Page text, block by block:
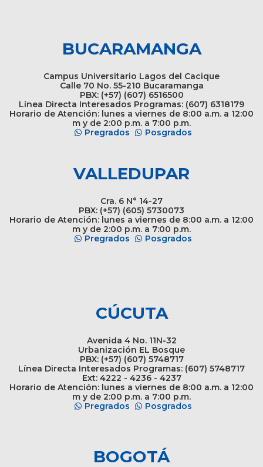
BUCARAMANGA
Campus Universitario Lagos del Cacique
Calle 70 No. 55-210 Bucaramanga
PBX: (+57) (607) 6516500
Línea Directa Interesados Programas: (607) 6318179
Horario de Atención: lunes a viernes de 8:00 a.m. a 12:00
m y de 2:00 p.m. a 7:00 p.m.
Pregrados
Posgrados
VALLEDUPAR
Cra. 6 N° 14-27
PBX: (+57) (605) 5730073
Horario de Atención: lunes a viernes de 8:00 a.m. a 12:00
m y de 2:00 p.m. a 7:00 p.m.
Pregrados
Posgrados
CÚCUTA
Avenida 4 No. 11N-32
Urbanización EL Bosque
PBX: (+57) (607) 5748717
Línea Directa Interesados Programas: (607) 5748717
Ext: 4222 - 4236 - 4237
Horario de Atención: lunes a viernes de 8:00 a.m. a 12:00
m y de 2:00 p.m. a 7:00 p.m.
Pregrados
Posgrados
BOGOTÁ